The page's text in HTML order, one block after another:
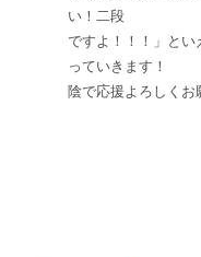
い！二段
ですよ！！！」とい
っていきます！
陰で応援よろしく